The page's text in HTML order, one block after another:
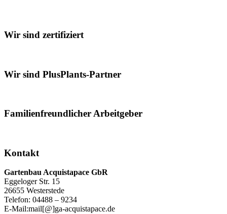
Wir sind zertifiziert
Wir sind PlusPlants-Partner
Familienfreundlicher Arbeitgeber
Kontakt
Gartenbau Acquistapace GbR
Eggeloger Str. 15
26655 Westerstede
Telefon: 04488 – 9234
E-Mail:mail[@]ga-acquistapace.de